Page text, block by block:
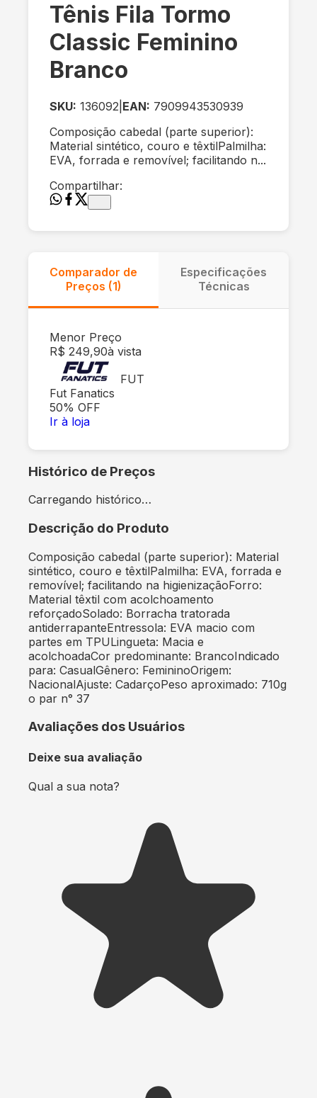
Tênis Fila Tormo
Classic Feminino
Branco
SKU: 136092 EAN: 7909943530939
Composição cabedal (parte superior):
Material sintético, couro e têxtilPalmilha:
EVA, forrada e removível; facilitando n...
Compartilhar:
Comparador de
Preços (1)
Especificações
Técnicas
Menor Preço
R$ 249,90à vista
FUT
Fut Fanatics
50% OFF
Ir à loja
Histórico de Preços
Carregando histórico…
Descrição do Produto
Composição cabedal (parte superior): Material
sintético, couro e têxtilPalmilha: EVA, forrada e
removível; facilitando na higienizaçãoForro:
Material têxtil com acolchoamento
reforçadoSolado: Borracha tratorada
antiderrapanteEntressola: EVA macio com
partes em TPULingueta: Macia e
acolchoadaCor predominante: BrancoIndicado
para: CasualGênero: FemininoOrigem:
NacionalAjuste: CadarçoPeso aproximado: 710g
o par n° 37
Avaliações dos Usuários
Deixe sua avaliação
Qual a sua nota?